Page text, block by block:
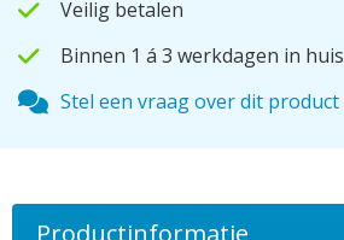
Veilig betalen
Binnen 1 á 3 werkdagen in huis
Stel een vraag over dit product